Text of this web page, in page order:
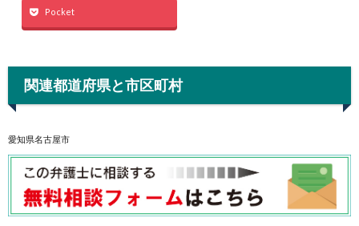
Pocket
関連都道府県と市区町村
愛知県名古屋市